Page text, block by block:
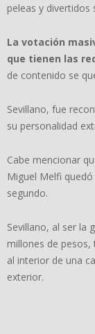
peleas y divertidos
La votación
que tienen las
de contenido se
Sevillano, fue
su personalidad
Cabe mencionar
Miguel Melfi
segundo.
Sevillano, al ser la
millones de
al interior de una
exterior.